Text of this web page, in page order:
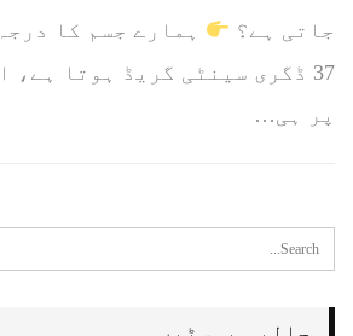
جاتی ہے؟
ہمارے جسم کا
37 ڈگری سینٹی گریڈ ہوتا
پر ہی…